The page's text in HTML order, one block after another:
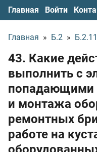
Главная Войти
Главная » Б.2 » Б.2.11
43. Какие
выполнить с
попадающими
и монтажа
ремонтных
работе на